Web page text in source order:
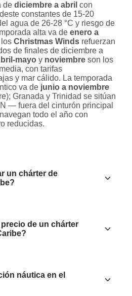
de diciembre a abril con
constantes de 15-20
agua de 26-28 °C y riesgo de
alta va de enero a
los Christmas Winds refuerzan
de finales de diciembre a
mayo y noviembre son los
con tarifas
y mar cálido. La temporada
va de junio a noviembre
Granada y Trinidad se sitúan
— fuera del cinturón principal
todo el año con
reducidas.
un chárter de
de un chárter
náutica en el